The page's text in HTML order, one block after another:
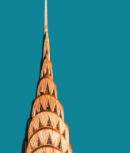
万山牌高品质焊锡材料